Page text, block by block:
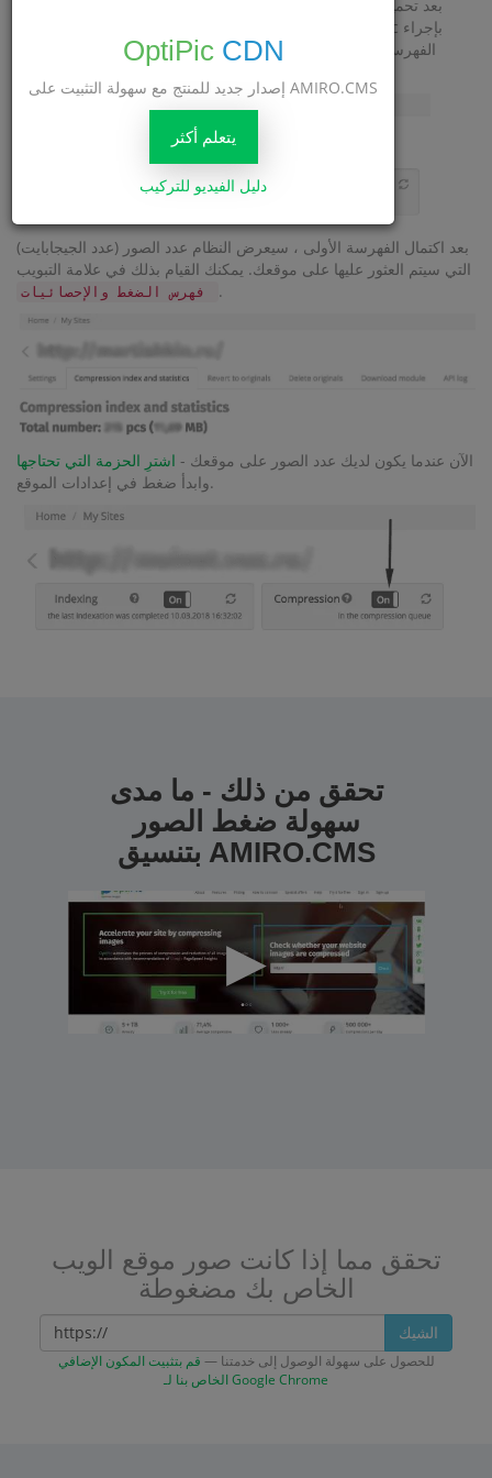
بعد تحميل المكون الإضافي إلى موقعك ، ستحتاج إلى تنشيط فهرسة
بعد اكتمال الفهرسة الأولى ، سيعرض النظام عدد الصور (عدد الجيجابايت)
التي سيتم العثور عليها على موقعك. يمكنك القيام بذلك في علامة التبويب
.
الآن عندما يكون لديك عدد الصور على موقعك - اشترِ الحزمة التي تحتاجها
وابدأ ضغط في إعدادات الموقع.
تحقق من ذلك - ما مدى
سهولة ضغط الصور
بتنسيق AMIRO.CMS
تحقق مما إذا كانت صور موقع الويب
الخاص بك مضغوطة
الشيك
للحصول على سهولة الوصول إلى خدمتنا — قم بتثبيت المكون الإضافي
الخاص بنا لـ Google Chrome
OptiPic CDN
إصدار جديد للمنتج مع سهولة التثبيت على AMIRO.CMS
يتعلم أكثر
دليل الفيديو للتركيب